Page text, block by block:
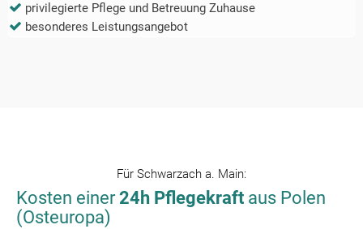
privilegierte Pflege und Betreuung Zuhause
besonderes Leistungsangebot
Für Schwarzach a. Main:
Kosten einer24h Pflegekraft aus Polen
(Osteuropa)